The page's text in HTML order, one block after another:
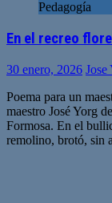
Pedagogía
En el recreo
30 enero, 2026 Jose
Poema para un
maestro José Yorg
Formosa. En el
remolino, brotó, sin